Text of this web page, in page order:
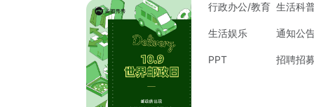
行政办公/教育
生活娱乐
PPT
生活科
通知公
招聘招